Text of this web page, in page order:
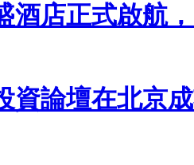
酒店正式啟航
資論壇在北京